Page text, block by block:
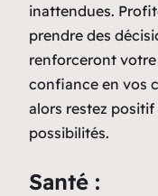
inattendues.
prendre des
renforceront
confiance en vos
alors restez
possibilités.
Santé :